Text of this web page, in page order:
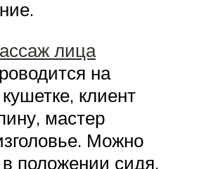
лица
на
клиент
мастер
Можно
положении сидя,